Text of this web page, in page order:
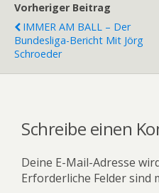
Vorheriger Beitrag
IMMER AM BALL – Der
Bundesliga-Bericht Mit Jörg
Schroeder
Schreibe einen
Deine E-Mail-Adresse
Erforderliche Felder sind